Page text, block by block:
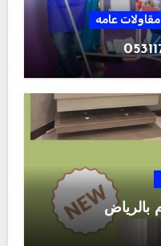
مقاولات عامه